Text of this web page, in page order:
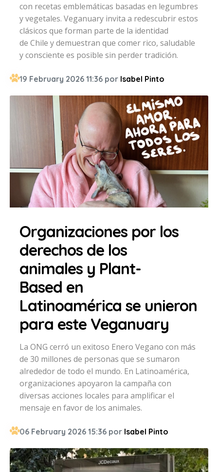
con recetas emblemáticas basadas en legumbres
y vegetales. Veganuary invita a redescubrir estos
clásicos que forman parte de la identidad
de Chile y demuestran que comer rico, saludable
y consciente es posible sin perder tradición.
19 February 2026 11:36 por Isabel Pinto
Organizaciones por los
derechos de los
animales y Plant-
Based en
Latinoamérica se unieron
para este Veganuary
La ONG cerró un exitoso Enero Vegano con más
de 30 millones de personas que se sumaron
alrededor de todo el mundo. En Latinoamérica,
organizaciones apoyaron la campaña con
diversas acciones locales para amplificar el
mensaje en favor de los animales.
06 February 2026 15:36 por Isabel Pinto